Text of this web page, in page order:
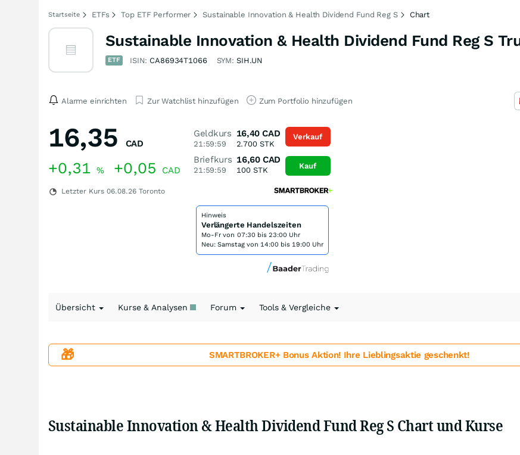
Startseite ETFs Top ETF Performer Sustainable Innovation & Health Dividend Fund Reg S Chart
Sustainable Innovation & Health Dividend Fund Reg S
ETF ISIN: CA86934T1066 SYM: SIH.UN
Alarme einrichten Zur Watchlist hinzufügen Zum Portfolio hinzufügen
16,35 CAD
+0,31 % +0,05 CAD
Letzter Kurs 06.08.26 Toronto
Geldkurs
21:59:59
16,40 CAD
2.700STK
Briefkurs
21:59:59
16,60 CAD
100STK
Verkauf
Kauf
Hinweis
Verlängerte Handelszeiten
Mo-Fr von 07:30 bis 23:00 Uhr
Neu: Samstag von 14:00 bis 19:00 Uhr
Übersicht Kurse & Analysen Forum Tools & Vergleiche
🎁 SMARTBROKER+ Bonus Aktion! Ihre Lieblingsaktie geschenkt!
Sustainable Innovation & Health Dividend Fund Reg S Chart und Kurse